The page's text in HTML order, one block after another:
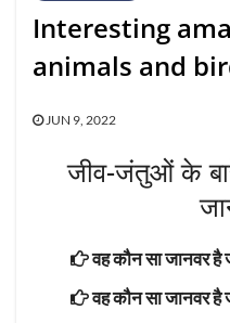
Interesting
animals and
JUN 9, 2022
जीव-जंतुओं के
वह कौन सा जानवर है
वह कौन सा जानवर